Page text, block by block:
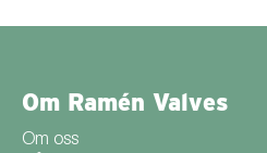
Om Ramén Valves
Om oss